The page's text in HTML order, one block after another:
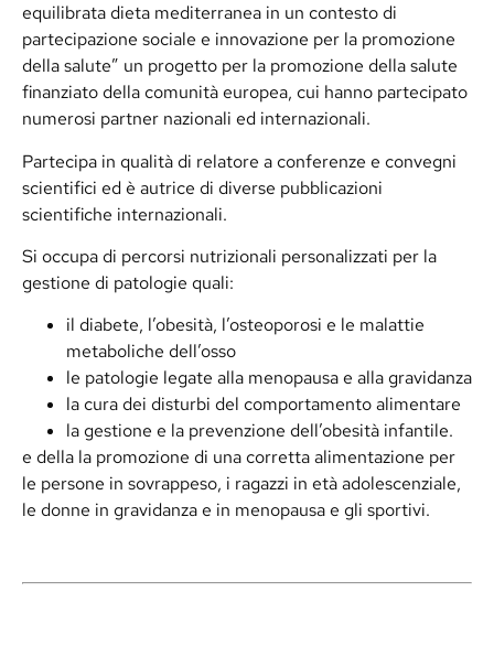
equilibrata dieta mediterranea in un contesto di
partecipazione sociale e innovazione per la promozione
della salute” un progetto per la promozione della salute
finanziato della comunità europea, cui hanno partecipato
numerosi partner nazionali ed internazionali.
Partecipa in qualità di relatore a conferenze e convegni
scientifici ed è autrice di diverse pubblicazioni
scientifiche internazionali.
Si occupa di percorsi nutrizionali personalizzati per la
gestione di patologie quali:
il diabete, l’obesità, l’osteoporosi e le malattie
metaboliche dell’osso
le patologie legate alla menopausa e alla gravidanza
la cura dei disturbi del comportamento alimentare
la gestione e la prevenzione dell’obesità infantile.
e della la promozione di una corretta alimentazione per
le persone in sovrappeso, i ragazzi in età adolescenziale,
le donne in gravidanza e in menopausa e gli sportivi.